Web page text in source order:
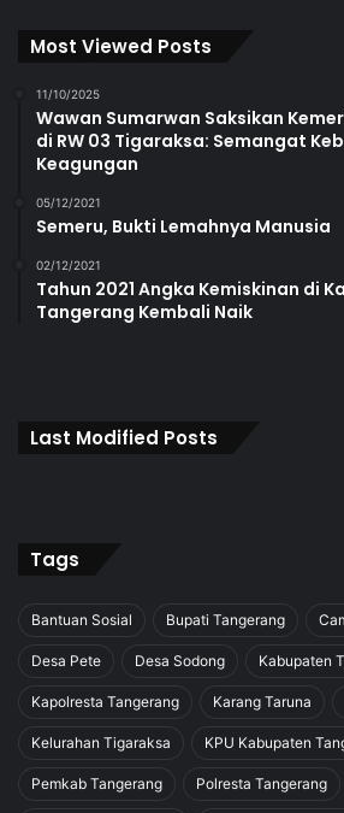
Most Viewed Posts
11/10/2025
Wawan Sumarwan Saksikan
di RW 03 Tigaraksa: Semangat
Keagungan
05/12/2021
Semeru, Bukti Lemahnya Manusia
02/12/2021
Tahun 2021 Angka Kemiskinan di
Tangerang Kembali Naik
Last Modified Posts
Tags
Bantuan Sosial Bupati Tangerang
Desa Pete Desa Sodong Kabupaten
Kapolresta Tangerang Karang Taruna
Kelurahan Tigaraksa KPU Kabupaten
Pemkab Tangerang Polresta Tangerang